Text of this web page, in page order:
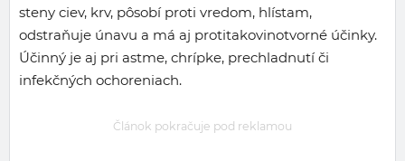
steny ciev, krv, pôsobí proti vredom, hlístam,
odstraňuje únavu a má aj protitakovinotvorné účinky.
Účinný je aj pri astme, chrípke, prechladnutí či
infekčných ochoreniach.
Článok pokračuje pod reklamou